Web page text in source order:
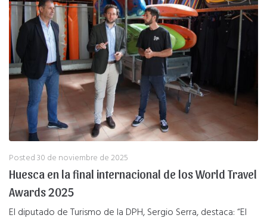
Posted30 de noviembre de 2025
Huesca en la final internacional de los World Travel
Awards 2025
El diputado de Turismo de la DPH, Sergio Serra, destaca: “El